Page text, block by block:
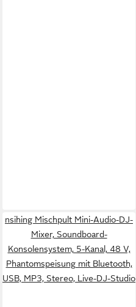
nsihing Mischpult Mini-Audio-DJ-
Mixer, Soundboard-
Konsolensystem, 5-Kanal, 48 V,
Phantomspeisung mit Bluetooth,
USB, MP3, Stereo, Live-DJ-Studio